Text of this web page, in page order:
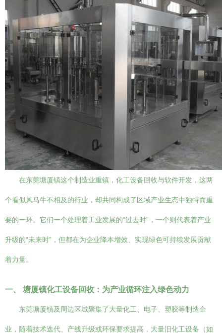
在东莞塘厦镇这个制造业重镇，化工设备回收与软件开发，这两
个看似风马牛不相及的行业，却共同构成了区域产业生态中独特而重
要的一环。它们一个处理着工业发展的“过去时”，一个则代表着产业
升级的“未来时”，但都在为企业降本增效、实现绿色可持续发展贡献
着力量。
一、 塘厦镇化工设备回收：为产业循环注入绿色动力
东莞塘厦镇及周边区域聚集了大量化工、电子、塑胶等制造企
业，随着技术迭代、产线升级或环保要求提高，大量旧化工设备（如